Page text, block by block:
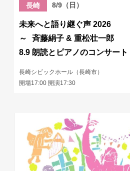
長崎 8/9（日）
未来へと語り継ぐ声 2026
～ 斉藤絹子 & 重松壮一郎
8.9 朗読とピアノのコンサート
長崎シビックホール（長崎市）
開場17:00 開演17:30